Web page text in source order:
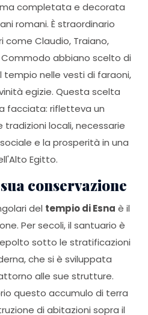
completata e decorata
romani. È straordinario
Claudio, Traiano,
Commodo abbiano scelto di
tempio nelle vesti di faraoni,
egizie. Questa scelta
facciata: rifletteva un
locali, necessarie
e la prosperità in una
Egitto.
conservazione
del tempio di Esna è il
Per secoli, il santuario è
sotto le stratificazioni
che si è sviluppata
alle sue strutture.
questo accumulo di terra
di abitazioni sopra il